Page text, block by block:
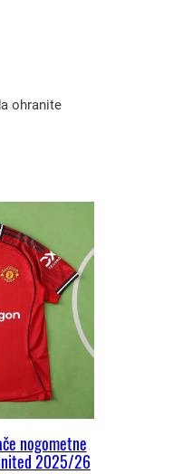
ohranite
nogometne
2025/26